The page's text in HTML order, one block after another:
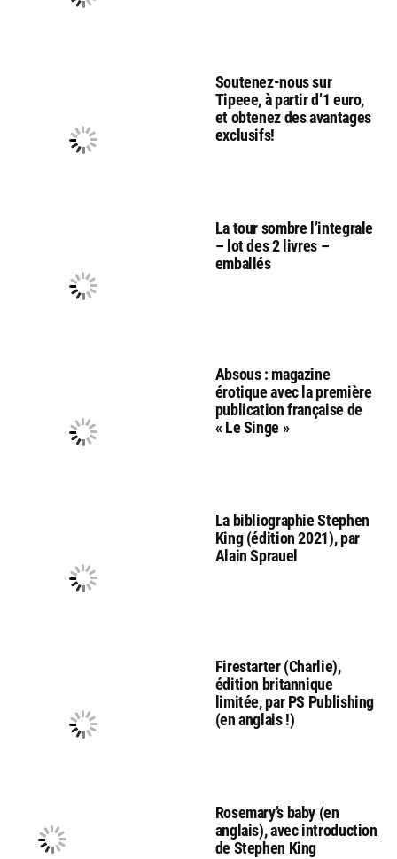
Soutenez-nous sur
Tipeee, à partir d’1 euro,
et obtenez des avantages
exclusifs!
La tour sombre l’integrale
– lot des 2 livres –
emballés
Absous : magazine
érotique avec la première
publication française de
« Le Singe »
La bibliographie Stephen
King (édition 2021), par
Alain Sprauel
Firestarter (Charlie),
édition britannique
limitée, par PS Publishing
(en anglais !)
Rosemary’s baby (en
anglais), avec introduction
de Stephen King